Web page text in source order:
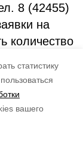
статистику
вашего
8 (42455)
на
количество